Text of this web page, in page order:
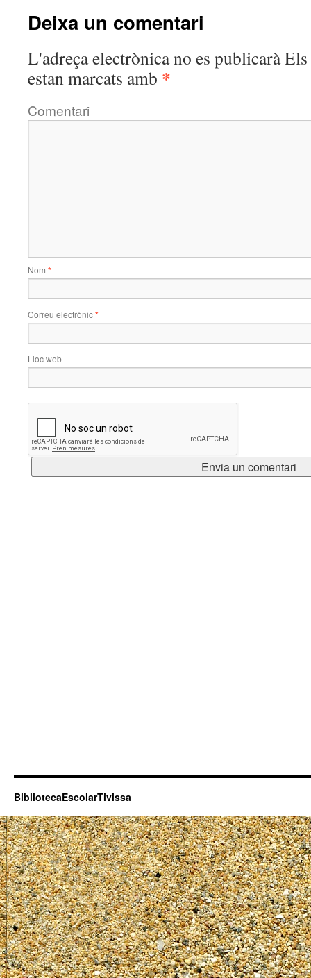
Deixa un comentari
L'adreça electrònica no es publicaràEls
estan marcats amb *
Comentari
Nom *
Correu electrònic*
Lloc web
BibliotecaEscolarTivissa